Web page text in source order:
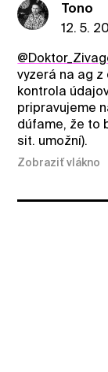
Tono
12. 5.
vyzerá na ag z
kontrola
pripravujeme
dúfame, že to
sit. umožní).
Zobraziť vlákno